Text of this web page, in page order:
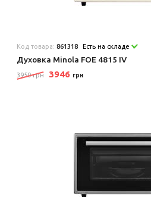
Код товара:861318 Есть на складе
Духовка Minola FOE 4815 IV
3950 грн 3946 грн